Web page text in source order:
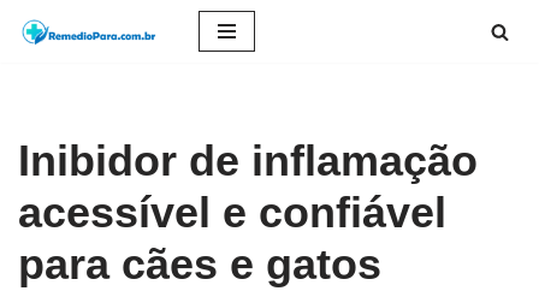
conteúdo
Inibidor de inflamação
acessível e confiável
para cães e gatos